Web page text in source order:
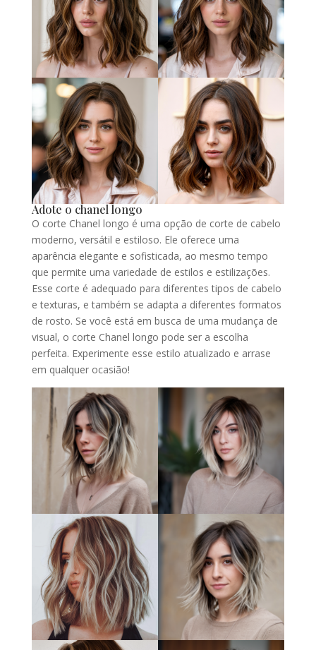
Adote o chanel longo
O corte Chanel longo é uma opção de corte de cabelo
moderno, versátil e estiloso. Ele oferece uma
aparência elegante e sofisticada, ao mesmo tempo
que permite uma variedade de estilos e estilizações.
Esse corte é adequado para diferentes tipos de cabelo
e texturas, e também se adapta a diferentes formatos
de rosto. Se você está em busca de uma mudança de
visual, o corte Chanel longo pode ser a escolha
perfeita. Experimente esse estilo atualizado e arrase
em qualquer ocasião!